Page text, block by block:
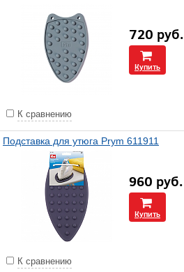
720 руб.
Купить
К сравнению
Подставка для утюга Prym 611911
960 руб.
Купить
К сравнению